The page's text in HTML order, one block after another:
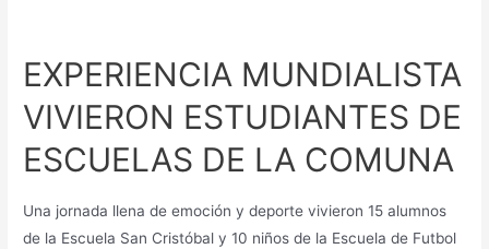
EXPERIENCIA MUNDIALISTA
VIVIERON ESTUDIANTES DE
ESCUELAS DE LA COMUNA
Una jornada llena de emoción y deporte vivieron 15 alumnos
de la Escuela San Cristóbal y 10 niños de la Escuela de Futbol